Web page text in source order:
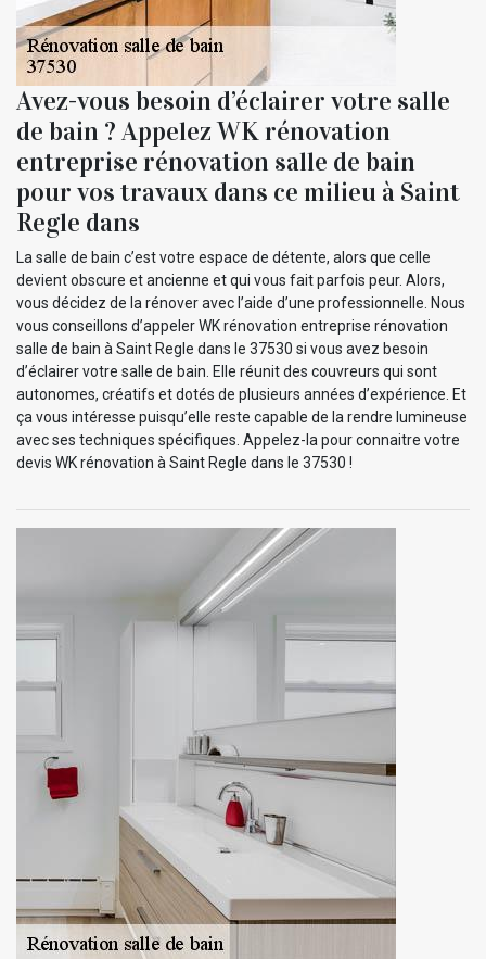
Avez-vous besoin d’éclairer votre salle
de bain ? Appelez WK rénovation
entreprise rénovation salle de bain
pour vos travaux dans ce milieu à Saint
Regle dans
La salle de bain c’est votre espace de détente, alors que celle
devient obscure et ancienne et qui vous fait parfois peur. Alors,
vous décidez de la rénover avec l’aide d’une professionnelle. Nous
vous conseillons d’appeler WK rénovation entreprise rénovation
salle de bain à Saint Regle dans le 37530 si vous avez besoin
d’éclairer votre salle de bain. Elle réunit des couvreurs qui sont
autonomes, créatifs et dotés de plusieurs années d’expérience. Et
ça vous intéresse puisqu’elle reste capable de la rendre lumineuse
avec ses techniques spécifiques. Appelez-la pour connaitre votre
devis WK rénovation à Saint Regle dans le 37530 !